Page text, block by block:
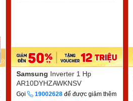
Samsung Inverter 1 Hp
AR10DYHZAWKNSV
Gọi 19002628 để được giảm thêm